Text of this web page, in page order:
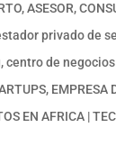
ASESOR,
privado de
centro de
EMPRESA
EN AFRICA |